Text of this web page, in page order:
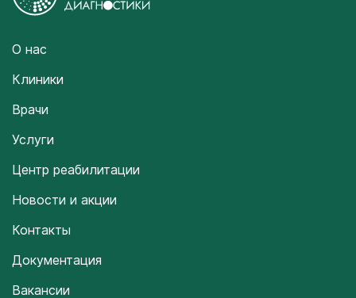
О нас
Клиники
Врачи
Услуги
Центр реабилитации
Новости и акции
Контакты
Документация
Вакансии